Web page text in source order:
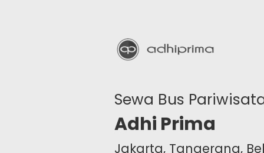
Sewa Bus
Adhi Prima
Jakarta, Tangerang,